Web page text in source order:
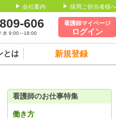
会社案内 採用ご担当者様へ
606
水 9:00～18:00
看護師マイページ
ログイン
とは 新規登録
看護師のお仕事特集
働き方